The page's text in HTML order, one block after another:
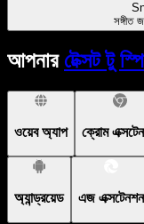
সঙ্গীত
আপনার টেক্সট টু
ওয়েব অ্যাপ ক্রোম
অ্যান্ড্রয়েড এজ এক্সটেনশন